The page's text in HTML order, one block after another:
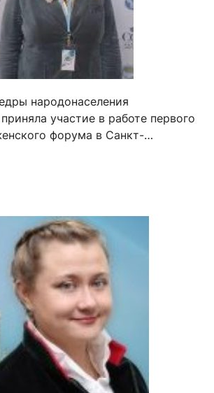
народонаселения
участие в работе первого
форума в Санкт-